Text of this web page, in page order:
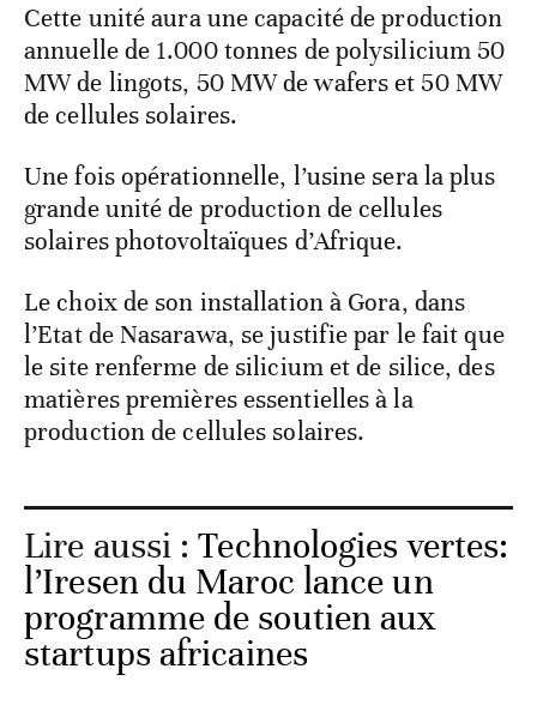
Cette unité aura une capacité de production
annuelle de 1.000 tonnes de polysilicium 50
MW de lingots, 50 MW de wafers et 50 MW
de cellules solaires.
Une fois opérationnelle, l’usine sera la plus
grande unité de production de cellules
solaires photovoltaïques d’Afrique.
Le choix de son installation à Gora, dans
l’Etat de Nasarawa, se justifie par le fait que
le site renferme de silicium et de silice, des
matières premières essentielles à la
production de cellules solaires.
Lire aussi :Technologies vertes:
l’Iresen du Maroc lance un
programme de soutien aux
startups africaines